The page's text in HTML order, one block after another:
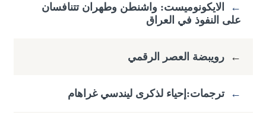
←
الايكونوميست: واشنطن وطهران تتنافسان
على النفوذ في العراق
← رويبضة العصر الرقمي
← ترجمات:إحياء لذكرى ليندسي غراهام